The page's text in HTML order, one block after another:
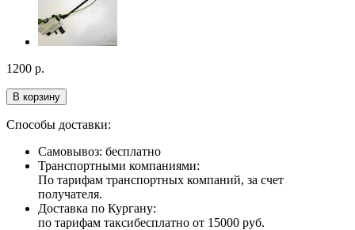
1200 р.
В корзину
Способы доставки:
Самовывоз: бесплатно
Транспортными компаниями:
По тарифам транспортных компаний, за счет
получателя.
Доставка по Кургану:
по тарифам таксибесплатно от 15000 руб.